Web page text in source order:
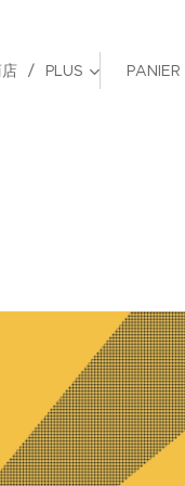
PLUS PANIER